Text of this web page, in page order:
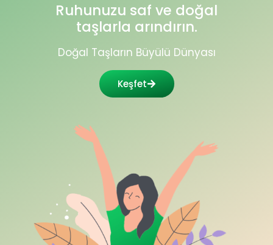
Ruhunuzu saf ve doğal
taşlarla arındırın.
Doğal Taşların Büyülü Dünyası
Keşfet